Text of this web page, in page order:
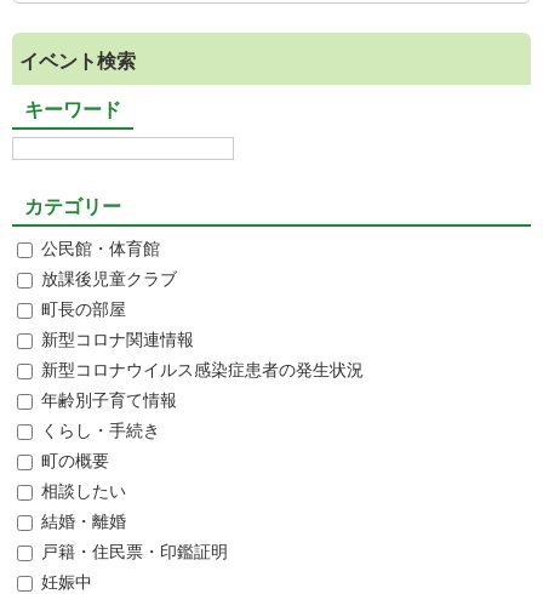
イベント検索
キーワード
カテゴリー
公民館・体育館
放課後児童クラブ
町長の部屋
新型コロナ関連情報
新型コロナウイルス感染症患者の発生状況
年齢別子育て情報
くらし・手続き
町の概要
相談したい
結婚・離婚
戸籍・住民票・印鑑証明
妊娠中